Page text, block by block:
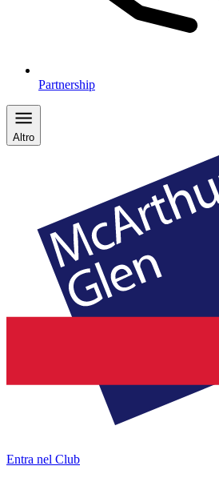
Partnership
Altro
Entra nel Club